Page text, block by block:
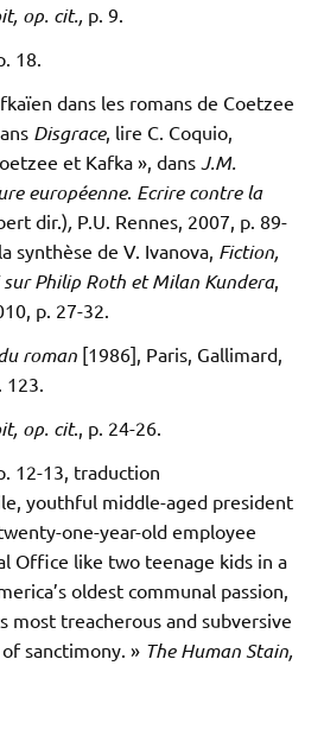
op. cit., p. 9.
18.
dans les romans de Coetzee
Disgrace, lire C. Coquio,
et Kafka », dans J.M.
européenne. Ecrire contre la
dir.), P.U. Rennes, 2007, p. 89-
synthèse de V. Ivanova, Fiction,
Philip Roth et Milan Kundera,
p. 27-32.
roman [1986], Paris, Gallimard,
op. cit., p. 24-26.
12-13, traduction
youthful middle-aged president
one-year-old employee
Office like two teenage kids in a
oldest communal passion,
most treacherous and subversive
sanctimony. » The Human Stain,